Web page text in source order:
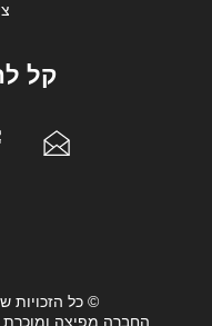
קל
© כל הזכויות
החברה מפיצה